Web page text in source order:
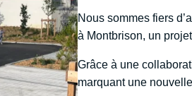
Nous sommes fiers
à Montbrison, un
Grâce à une
marquant une